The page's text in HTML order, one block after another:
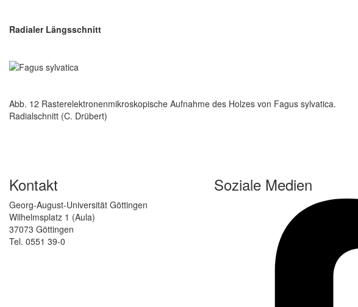
Radialer Längsschnitt
Abb. 12 Rasterelektronenmikroskopische Aufnahme des Holzes von Fagus sylvatica.
Radialschnitt (C. Drübert)
Kontakt
Georg-August-Universität Göttingen
Wilhelmsplatz 1 (Aula)
37073 Göttingen
Tel. 0551 39-0
Soziale Medien